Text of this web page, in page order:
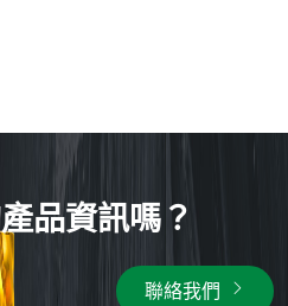
品資訊嗎？
聯絡我們